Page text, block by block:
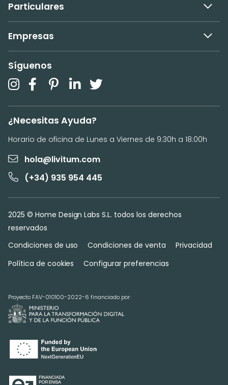
Particulares
Empresas
Síguenos
¿Necesitas Ayuda?
Horario de oficina de Lunes a Viernes de 9:30h a 18:00h
hola@livitum.com
(+34) 935 954 445
2025 © Home Design Labs S.L. todos los derechos
reservados
Condiciones de uso
Condiciones de venta
Privacidad
Política de cookies
Configurar preferencias
Proyecto FAV-010100-2022-6 financiado por: